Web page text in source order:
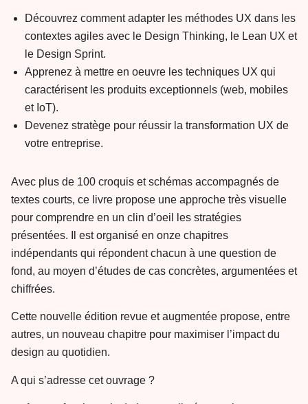
Découvrez comment adapter les méthodes UX dans les
contextes agiles avec le Design Thinking, le Lean UX et
le Design Sprint.
Apprenez à mettre en oeuvre les techniques UX qui
caractérisent les produits exceptionnels (web, mobiles
et IoT).
Devenez stratège pour réussir la transformation UX de
votre entreprise.
Avec plus de 100 croquis et schémas accompagnés de
textes courts, ce livre propose une approche très visuelle
pour comprendre en un clin d’oeil les stratégies
présentées. Il est organisé en onze chapitres
indépendants qui répondent chacun à une question de
fond, au moyen d’études de cas concrètes, argumentées et
chiffrées.
Cette nouvelle édition revue et augmentée propose, entre
autres, un nouveau chapitre pour maximiser l’impact du
design au quotidien.
A qui s’adresse cet ouvrage ?